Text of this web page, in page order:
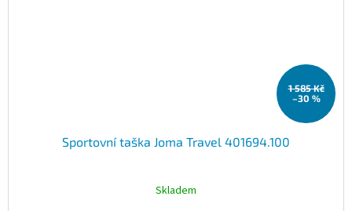
1 585 Kč
–30 %
Sportovní taška Joma Travel 401694.100
Skladem